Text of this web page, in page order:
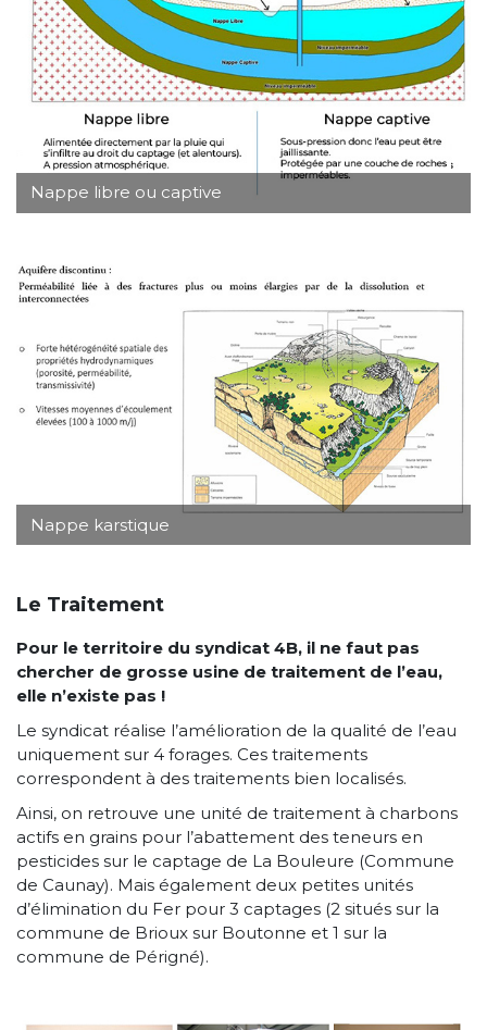
Nappe libre ou captive
Nappe karstique
Le Traitement
Pour le territoire du syndicat 4B, il ne faut pas
chercher de grosse usine de traitement de l’eau,
elle n’existe pas !
Le syndicat réalise l’amélioration de la qualité de l’eau
uniquement sur 4 forages. Ces traitements
correspondent à des traitements bien localisés.
Ainsi, on retrouve une unité de traitement à charbons
actifs en grains pour l’abattement des teneurs en
pesticides sur le captage de La Bouleure (Commune
de Caunay). Mais également deux petites unités
d’élimination du Fer pour 3 captages (2 situés sur la
commune de Brioux sur Boutonne et 1 sur la
commune de Périgné).